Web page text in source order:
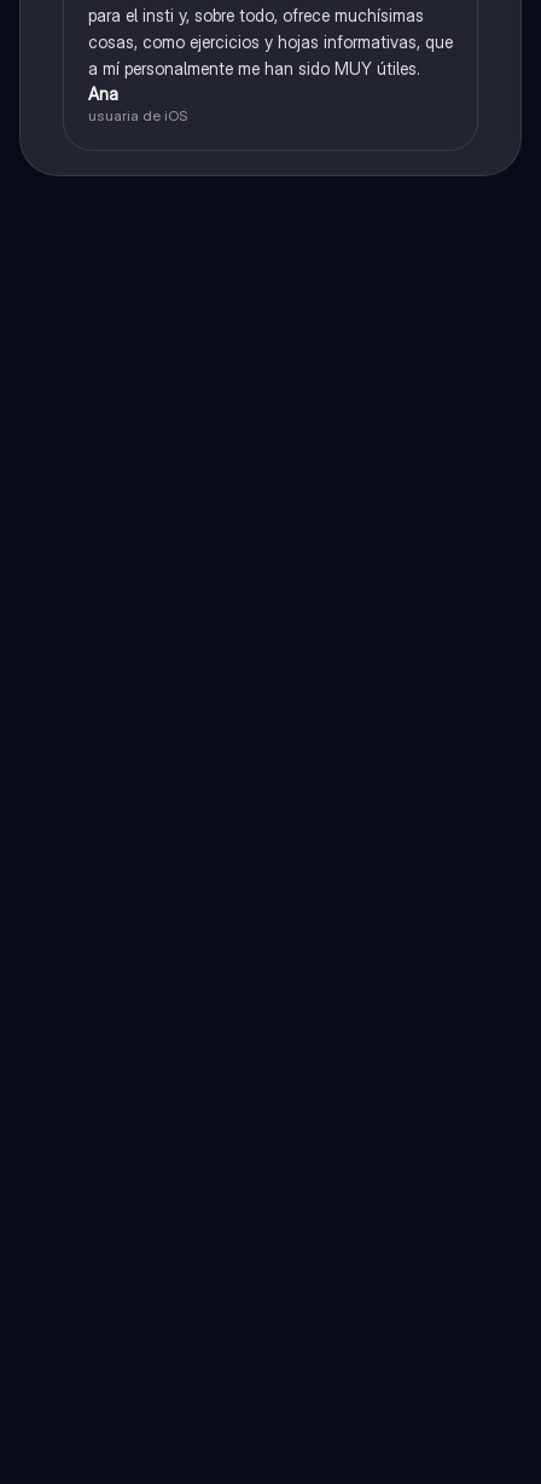
para el insti y, sobre todo, ofrece muchísimas
cosas, como ejercicios y hojas informativas, que
a mí personalmente me han sido MUY útiles.
Ana
usuaria de iOS